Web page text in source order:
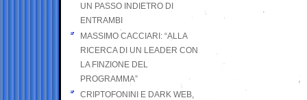
UN PASSO INDIETRO DI
ENTRAMBI
MASSIMO CACCIARI: “ALLA
RICERCA DI UN LEADER CON
LA FINZIONE DEL
PROGRAMMA”
CRIPTOFONINI E DARK WEB,